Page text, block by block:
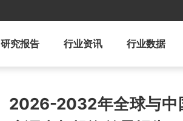
研究报告 行业资讯 行业数据
2026-2032年全球与中